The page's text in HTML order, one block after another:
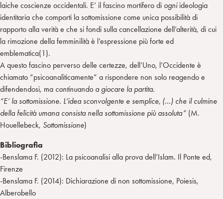
laiche coscienze occidentali. E’ il fascino mortifero di ogniideologia
identitaria che comporti la sottomissione come unica possibilità di
rapporto alla verità e che si fondi sulla cancellazione dell’alterità, di cui
la rimozione della femminilità è l’espressione più forte ed
emblematica(1).
A questo fascino perverso delle certezze, dell’Uno, l’Occidente è
chiamato “psicoanaliticamente” a rispondere non solo reagendo e
difendendosi, ma continuando a giocare la partita.
“E’ la sottomissione. L’idea sconvolgente e semplice, (…) che il culmine
della felicità umana consista nella sottomissione più assoluta” (M.
Houellebeck, Sottomissione)
Bibliografia
-Benslama F. (2012): La psicoanalisi alla prova dell’Islam. Il Ponte ed,
Firenze
-Benslama F. (2014): Dichiarazione di non sottomissione, Poiesis,
Alberobello